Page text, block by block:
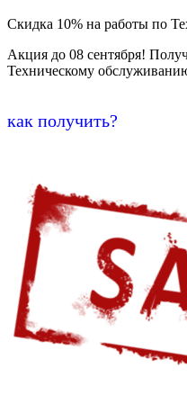
Скидка 10% на работы по
Акция до 08 сентября!
Техническому
как получить?